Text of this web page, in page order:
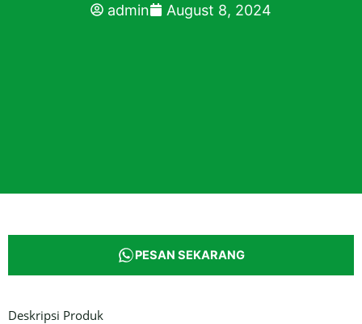
admin August 8, 2024
PESAN SEKARANG
Deskripsi Produk